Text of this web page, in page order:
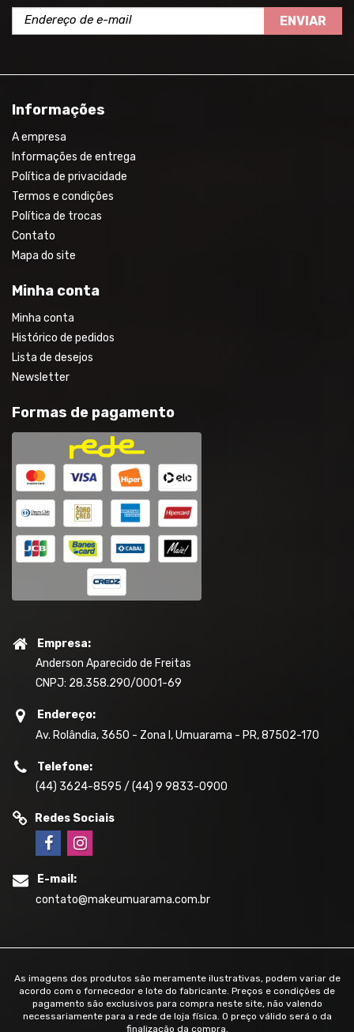
ENVIAR
Informações
A empresa
Informações de entrega
Política de privacidade
Termos e condições
Política de trocas
Contato
Mapa do site
Minha conta
Minha conta
Histórico de pedidos
Lista de desejos
Newsletter
Formas de pagamento
Empresa:
Anderson Aparecido de Freitas
CNPJ: 28.358.290/0001-69
Endereço:
Av. Rolândia, 3650 - Zona I, Umuarama - PR, 87502-170
Telefone:
(44) 3624-8595 / (44) 9 9833-0900
Redes Sociais
E-mail:
contato@makeumuarama.com.br
As imagens dos produtos são meramente ilustrativas, podem variar de
acordo com o fornecedor e lote do fabricante. Preços e condições de
pagamento são exclusivos para compra neste site, não valendo
necessariamente para a rede de loja física. O preço válido será o da
finalização da compra.